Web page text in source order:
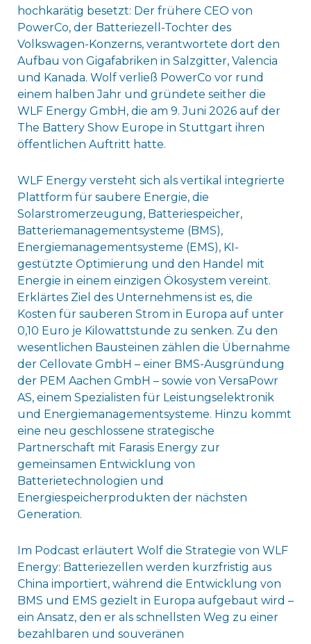
hochkarätig besetzt: Der frühere CEO von
PowerCo, der Batteriezell-Tochter des
Volkswagen-Konzerns, verantwortete dort den
Aufbau von Gigafabriken in Salzgitter, Valencia
und Kanada. Wolf verließ PowerCo vor rund
einem halben Jahr und gründete seither die
WLF Energy GmbH, die am 9. Juni 2026 auf der
The Battery Show Europe in Stuttgart ihren
öffentlichen Auftritt hatte.
WLF Energy versteht sich als vertikal integrierte
Plattform für saubere Energie, die
Solarstromerzeugung, Batteriespeicher,
Batteriemanagementsysteme (BMS),
Energiemanagementsysteme (EMS), KI-
gestützte Optimierung und den Handel mit
Energie in einem einzigen Ökosystem vereint.
Erklärtes Ziel des Unternehmens ist es, die
Kosten für sauberen Strom in Europa auf unter
0,10 Euro je Kilowattstunde zu senken. Zu den
wesentlichen Bausteinen zählen die Übernahme
der Cellovate GmbH – einer BMS-Ausgründung
der PEM Aachen GmbH – sowie von VersaPowr
AS, einem Spezialisten für Leistungselektronik
und Energiemanagementsysteme. Hinzu kommt
eine neu geschlossene strategische
Partnerschaft mit Farasis Energy zur
gemeinsamen Entwicklung von
Batterietechnologien und
Energiespeicherprodukten der nächsten
Generation.
Im Podcast erläutert Wolf die Strategie von WLF
Energy: Batteriezellen werden kurzfristig aus
China importiert, während die Entwicklung von
BMS und EMS gezielt in Europa aufgebaut wird –
ein Ansatz, den er als schnellsten Weg zu einer
bezahlbaren und souveränen